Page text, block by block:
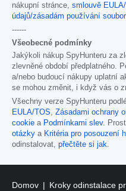
nákupní stránce, smlouvě
údajů/zásadám používání
------
Všeobecné podmínky
Jakýkoli nákup SpyHunteru za
zlevněné období předplatného.
a/nebo budoucí nákupy uplatní
se mohou změnit, i když vás o
Všechny verze SpyHunteru
EULA/TOS, Zásadami ochrany
cookie a Podmínkami slev.
otázky a Kritéria pro posouzení
odinstalovat, přečtěte si jak.
Domov Kroky odinstalace